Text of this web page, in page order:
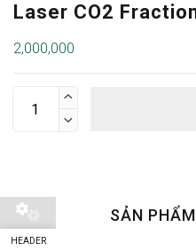
Laser CO2
2,000,000


SẢN
HEADER